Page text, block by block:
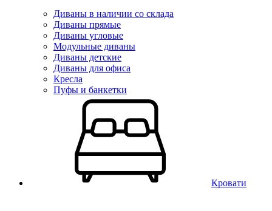
Диваны в наличии со склада
Диваны прямые
Диваны угловые
Модульные диваны
Диваны детские
Диваны для офиса
Кресла
Пуфы и банкетки
Кровати